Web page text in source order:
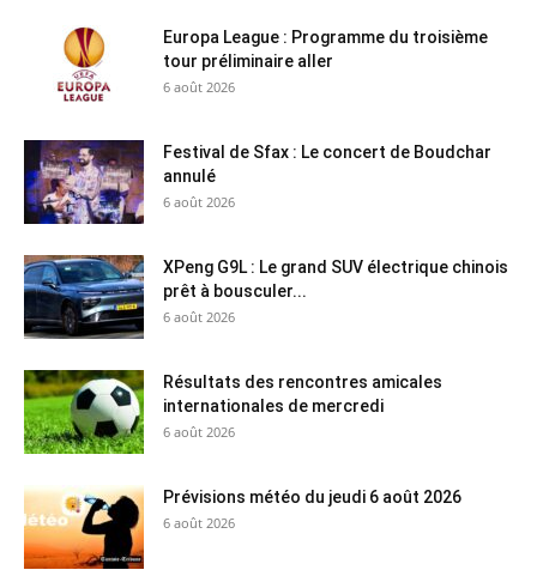
Europa League : Programme du troisième
tour préliminaire aller
6 août 2026
Festival de Sfax : Le concert de Boudchar
annulé
6 août 2026
XPeng G9L : Le grand SUV électrique chinois
prêt à bousculer...
6 août 2026
Résultats des rencontres amicales
internationales de mercredi
6 août 2026
Prévisions météo du jeudi 6 août 2026
6 août 2026